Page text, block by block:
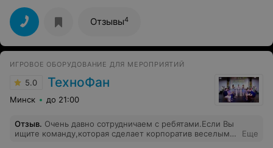
Вообщем просто чудо! Смотрим и никак не
насмотримся)) Ребята реально профессионалы своего
дела.
Отзывы4
ИГРОВОЕ ОБОРУДОВАНИЕ ДЛЯ МЕРОПРИЯТИЙ
5.0 ТехноФан
Минск до 21:00
Отзыв. Очень давно сотрудничаем с ребятами.Если Вы
ищите команду,которая сделает корпоратив веселым -
Еще